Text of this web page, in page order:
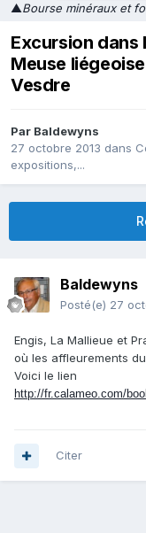
▲Bourse minéraux et
Excursion dans
Meuse
Vesdre
Par Baldewyns
27 octobre 2013 dans
expositions,...
Baldewyns
Posté(e) 27
Engis, La Mallieue et
où les affleurements
Voici le lien
http://fr.calameo.com/
Citer